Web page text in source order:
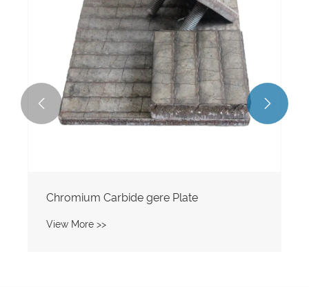
Chromium Carbide gere Plate
View More >>
 